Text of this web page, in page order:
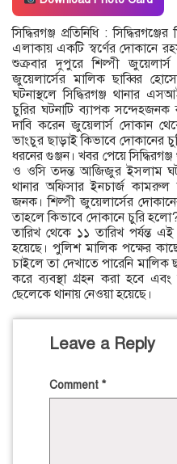
সিদ্ধিরগঞ্জ প্রতিনিধি :
এলাকায় একটি স্বর্ণের দোকানে
শুক্রবার দুপুরে শিল্পী
জুয়েলার্সের মালিক ছাব্বির
ঘটনাস্থলে সিদ্ধিরগঞ্জ থানার
চুরির ঘটনাটি ব্যাপক
দাবি করেন জুয়েলার্স দোকান
ভাংচুর ছাড়াই কিভাবে দোকানের
ধরনের গুঞ্জন। খবর পেয়ে
ও ওসি তদন্ত আজিজুর ইসলাম
থানার অফিসার ইনচার্জ
জনক। শিল্পী জুয়েলার্সের
তাহলে কিভাবে দোকানে চুরি
তারিখ থেকে ১১ তারিখ পর্যন্ত এই
হয়েছে। পুলিশ মালিক পক্ষের
চাইলে তা দেখাতে পারেনি মালিক
করে ব্যবস্থা গ্রহন করা হবে
ছেলেকে থানায় নেওয়া হয়েছে।
Leave a Reply
Comment *